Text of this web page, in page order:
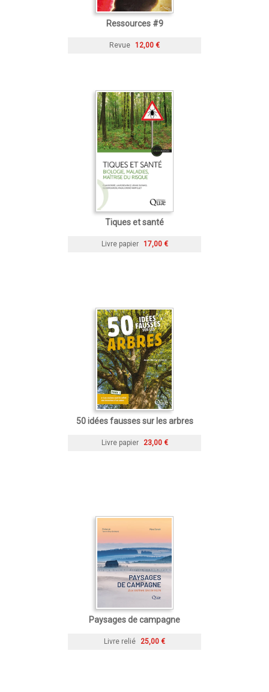
Ressources #9
Revue 12,00 €
Tiques et santé
Livre papier 17,00 €
50 idées fausses sur les arbres
Livre papier 23,00 €
Paysages de campagne
Livre relié 25,00 €